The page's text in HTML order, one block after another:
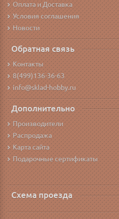
Оплата и Доставка
Условия соглашения
Новости
Обратная связь
Контакты
8(499)136-36-63
info@sklad-hobby.ru
Дополнительно
Производители
Распродажа
Карта сайта
Подарочные сертификаты
Схема проезда